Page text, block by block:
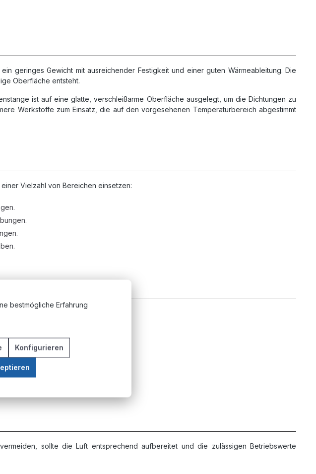
geringes Gewicht mit ausreichender Festigkeit und einer guten Wärmeableitung. Die
Oberfläche entsteht.
ist auf eine glatte, verschleißarme Oberfläche ausgelegt, um die Dichtungen zu
Werkstoffe zum Einsatz, die auf den vorgesehenen Temperaturbereich abgestimmt
Vielzahl von Bereichen einsetzen:
sollte die Luft entsprechend aufbereitet und die zulässigen Betriebswerte
bestmögliche Erfahrung
Konfigurieren